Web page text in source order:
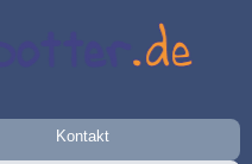
Kontakt